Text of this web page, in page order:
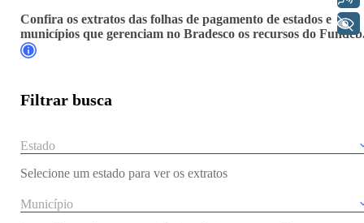
Confira os extratos das folhas de pagamento de estados e
municípios que gerenciam no Bradesco os recursos do
Filtrar busca
Selecione um estado para ver os extratos
+ Acessibilidade